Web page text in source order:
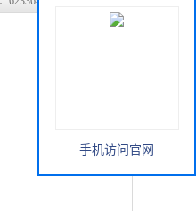
手机访问官网